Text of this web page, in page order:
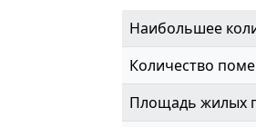
Наибольшее
Количество
Площадь жилых